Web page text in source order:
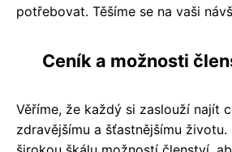
potřebovat. Těšíme se na vaši
Ceník a možnosti
Věříme, že každý si zaslouží najít
zdravějšímu a šťastnějšímu